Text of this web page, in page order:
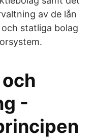
av de lån
statliga bolag
-